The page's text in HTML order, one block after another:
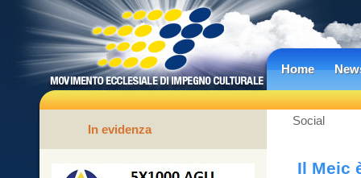
Home
In evidenza
Social
Il Meic